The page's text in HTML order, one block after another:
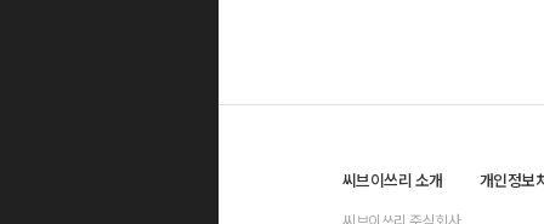
씨브이쓰리 소개 개인정보
씨브이쓰리 주식회사